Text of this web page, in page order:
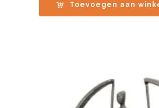
Toevoegen aan